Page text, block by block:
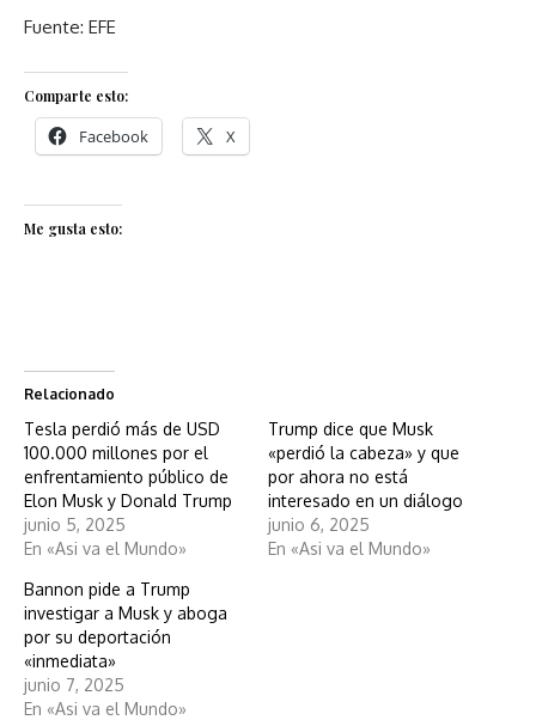
Fuente: EFE
Comparte esto:
Facebook X
Me gusta esto:
Relacionado
Tesla perdió más de USD
100.000 millones por el
enfrentamiento público de
Elon Musk y Donald Trump
junio 5, 2025
En «Asi va el Mundo»
Trump dice que Musk
«perdió la cabeza» y que
por ahora no está
interesado en un diálogo
junio 6, 2025
En «Asi va el Mundo»
Bannon pide a Trump
investigar a Musk y aboga
por su deportación
«inmediata»
junio 7, 2025
En «Asi va el Mundo»